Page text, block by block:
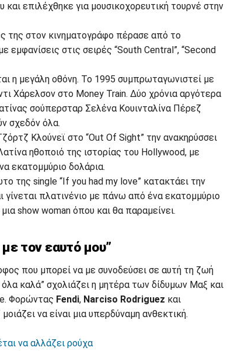
επιλέχθηκε για μουσικοχορευτική τουρνέ στην
της στον κινηματογράφο πέρασε από το
εμφανίσεις στις σειρές “South Central”, “Second
η μεγάλη οθόνη. Το 1995 συμπρωταγωνιστεί με
Χάρελσον στο Money Train. Δύο χρόνια αργότερα
σούπερσταρ Σελένα Κουινταλίνα Πέρεζ
σχεδόν όλα.
Κλούνεϊ στο “Out Of Sight” την ανακηρύσσει
ηθοποιό της ιστορίας του Hollywood, με
εκατομμύριο δολάρια.
της single “If you had my love” κατακτάει την
πλατινένιο με πάνω από ένα εκατομμύριο
show woman όπου και θα παραμείνει.
τον εαυτό μου”
που μπορεί να με συνοδεύσει σε αυτή τη ζωή
καλά” σχολιάζει η μητέρα των δίδυμων Μαξ και
Φορώντας Fendi, Narciso Rodriguez και
να είναι μια υπερδύναμη ανθεκτική.
να αλλάζει ρούχα